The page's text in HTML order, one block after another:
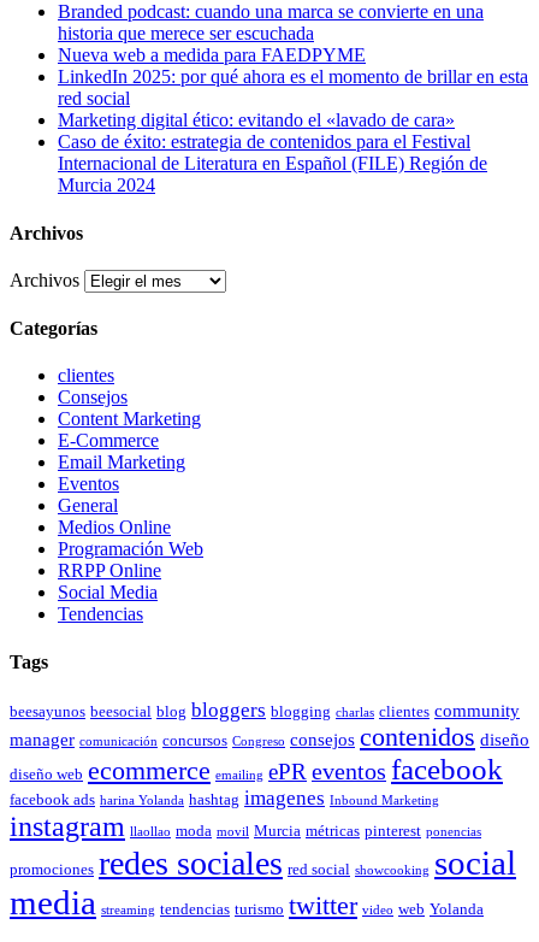
Branded podcast: cuando una marca se convierte en una
historia que merece ser escuchada
Nueva web a medida para FAEDPYME
LinkedIn 2025: por qué ahora es el momento de brillar en esta
red social
Marketing digital ético: evitando el «lavado de cara»
Caso de éxito: estrategia de contenidos para el Festival
Internacional de Literatura en Español (FILE) Región de
Murcia 2024
Archivos
Archivos
Categorías
clientes
Consejos
Content Marketing
E-Commerce
Email Marketing
Eventos
General
Medios Online
Programación Web
RRPP Online
Social Media
Tendencias
Tags
beesayunos beesocial blog bloggers blogging charlas clientes community
manager comunicación concursos Congreso consejos contenidos diseño
diseño web ecommerce emailing ePR eventos facebook
facebook ads harina Yolanda hashtag imagenes Inbound Marketing
instagram llaollao moda movil Murcia métricas pinterest ponencias
promociones redes sociales red social showcooking social
media streaming tendencias turismo twitter video web Yolanda